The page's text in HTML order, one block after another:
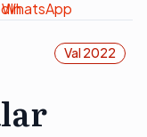
Val 2022